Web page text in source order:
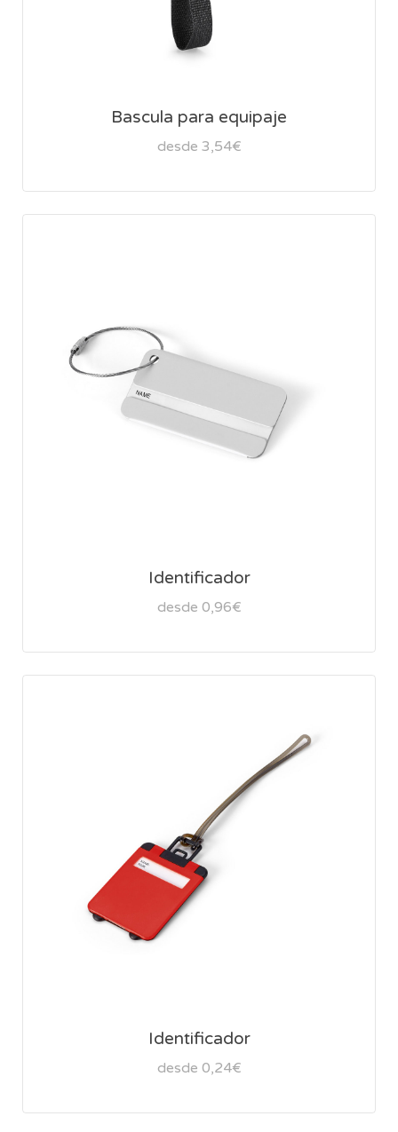
Bascula para equipaje
desde 3,54€
Identificador
desde 0,96€
Identificador
desde 0,24€